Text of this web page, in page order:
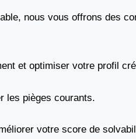
nous vous offrons des
et optimiser votre profil
les pièges courants.
votre score de